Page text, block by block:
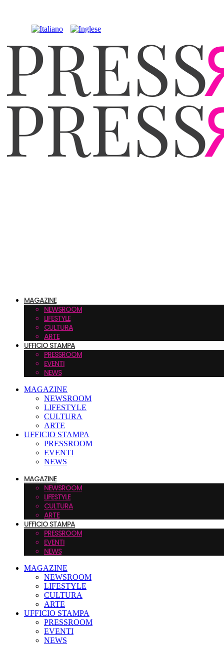
MAGAZINE
NEWSROOM
LIFESTYLE
CULTURA
ARTE
UFFICIO STAMPA
PRESSROOM
EVENTI
NEWS
MAGAZINE
NEWSROOM
LIFESTYLE
CULTURA
ARTE
UFFICIO STAMPA
PRESSROOM
EVENTI
NEWS
MAGAZINE
NEWSROOM
LIFESTYLE
CULTURA
ARTE
UFFICIO STAMPA
PRESSROOM
EVENTI
NEWS
MAGAZINE
NEWSROOM
LIFESTYLE
CULTURA
ARTE
UFFICIO STAMPA
PRESSROOM
EVENTI
NEWS